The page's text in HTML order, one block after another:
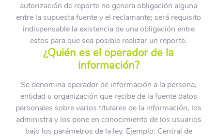
autorización de reporte no genera obligación alguna
entre la supuesta fuente y el reclamante; será requisito
indispensable la existencia de una obligación entre
estos para que sea posible realizar un reporte.
¿Quién es el operador de la
información?
Se denomina operador de información a la persona,
entidad u organización que recibe de la fuente datos
personales sobre varios titulares de la información, los
administra y los pone en conocimiento de los usuarios
bajo los parámetros de la ley. Ejemplo: Central de